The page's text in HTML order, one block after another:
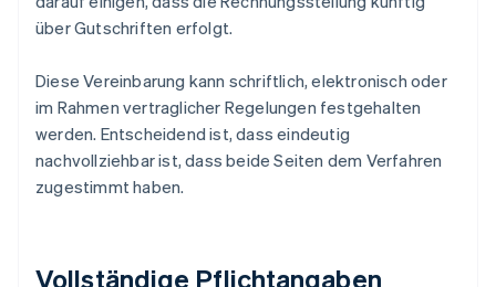
über Gutschriften erfolgt.
Diese Vereinbarung kann schriftlich, elektronisch oder
im Rahmen vertraglicher Regelungen festgehalten
werden. Entscheidend ist, dass eindeutig
nachvollziehbar ist, dass beide Seiten dem Verfahren
zugestimmt haben.
Vollständige Pflichtangaben